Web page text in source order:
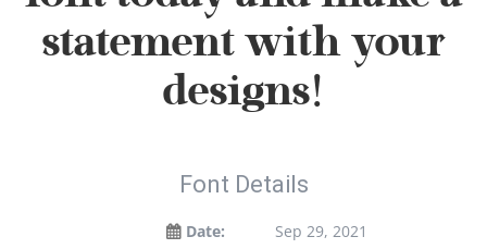
statement with your
designs!
Font Details
Date:
Sep 29, 2021